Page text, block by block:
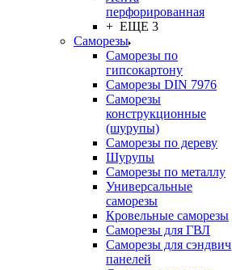
перфорированная
+ ЕЩЕ 3
Саморезы
Саморезы по
гипсокартону
Саморезы DIN 7976
Саморезы
конструкционные
(шурупы)
Саморезы по дереву
Шурупы
Саморезы по металлу
Универсальные
саморезы
Кровельные саморезы
Саморезы для ГВЛ
Саморезы для сэндвич
панелей